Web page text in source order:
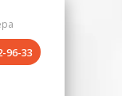
96-33